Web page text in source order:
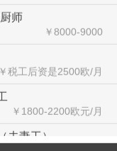
￥18000-20000RMB/月